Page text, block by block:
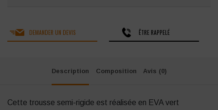
DEMANDER UN DEVIS ÊTRE RAPPELÉ
Description Composition Avis (0)
Cette trousse semi-rigide est réalisée en EVA vert